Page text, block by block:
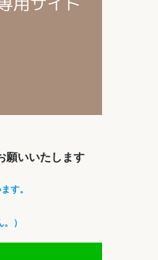
願いいたします
す。
）